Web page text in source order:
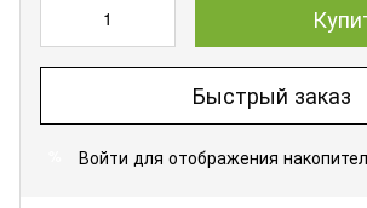
Быстрый заказ
Войти для отображения